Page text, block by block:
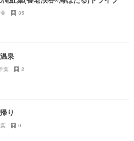
35
泉
葉 2
り
0